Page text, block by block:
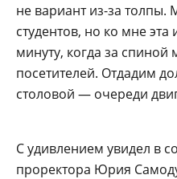
не вариант из-за толпы.
студентов, но ко мне
минуту, когда за
посетителей. Отдадим
столовой — очереди
С удивлением увидел в
проректора Юрия